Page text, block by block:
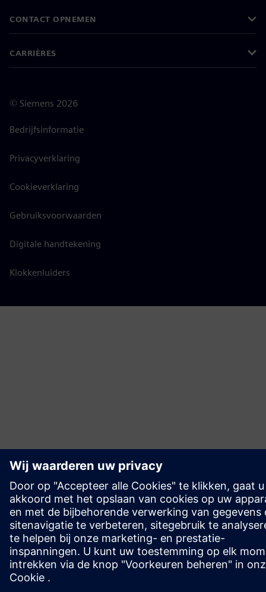
CONTACT OPNEMEN
CARRIÈRES
© Siemens 2026
Bedrijfsinformatie
Privacyverklaring
Cookieverklaring
Gebruiksvoorwaarden
Digitale handtekening
Klokkenluiders